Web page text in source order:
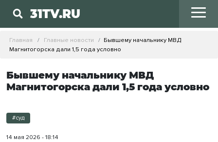
31TV.RU
Главная Главные новости
Бывшему начальнику МВД
Магнитогорска дали 1,5 года условно
Бывшему начальнику МВД
Магнитогорска дали 1,5 года условно
#суд
14 мая 2026 - 18:14